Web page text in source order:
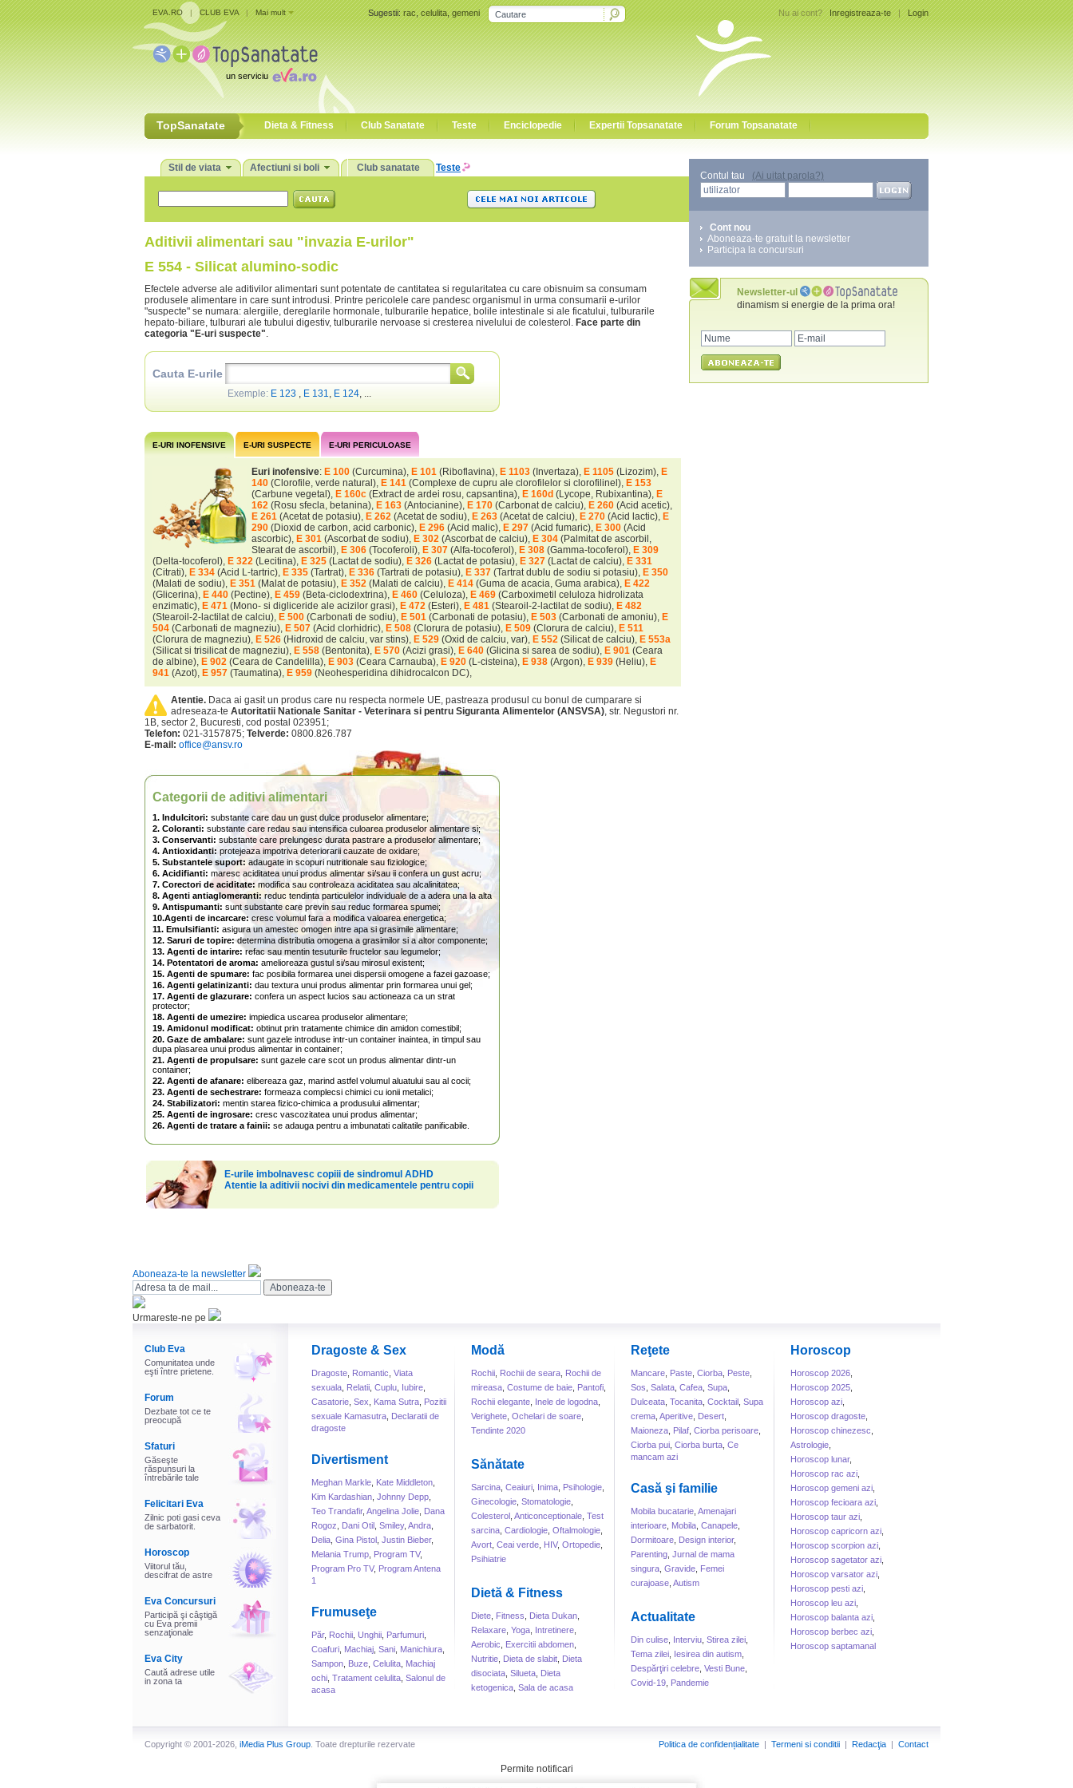
Sugestii: rac,celulita,gemeni
EVA.RO | CLUB EVA | Mai mult Nu ai cont? Inregistreaza-te | Login
un serviciu
TopSanatate Dieta & Fitness Club Sanatate Teste Enciclopedie Expertii Topsanatate Forum Topsanatate
Stil de viata Afectiuni si boli Club sanatate Teste
Aditivii alimentari sau "invazia E-urilor"
E 554 - Silicat alumino-sodic
Efectele adverse ale aditivilor alimentari sunt potentate de cantitatea si regularitatea cu care obisnuim sa consumam
produsele alimentare in care sunt introdusi. Printre pericolele care pandesc organismul in urma consumarii e-urilor
"suspecte" se numara: alergiile, dereglarile hormonale, tulburarile hepatice, bolile intestinale si ale ficatului, tulburarile
hepato-biliare, tulburari ale tubului digestiv, tulburarile nervoase si cresterea nivelului de colesterol. Face parte din
categoria "E-uri suspecte".
Cauta E-urile
Exemple: E 123 , E 131, E 124, ...
E-URI INOFENSIVE E-URI SUSPECTE E-URI PERICULOASE
Euri inofensive: E 100 (Curcumina), E 101 (Riboflavina), E 1103 (Invertaza), E 1105 (Lizozim), E
140 (Clorofile, verde natural), E 141 (Complexe de cupru ale clorofilelor si clorofilinel), E 153
(Carbune vegetal), E 160c (Extract de ardei rosu, capsantina), E 160d (Lycope, Rubixantina), E
162 (Rosu sfecla, betanina), E 163 (Antocianine), E 170 (Carbonat de calciu), E 260 (Acid acetic),
E 261 (Acetat de potasiu), E 262 (Acetat de sodiu), E 263 (Acetat de calciu), E 270 (Acid lactic), E
290 (Dioxid de carbon, acid carbonic), E 296 (Acid malic), E 297 (Acid fumaric), E 300 (Acid
ascorbic), E 301 (Ascorbat de sodiu), E 302 (Ascorbat de calciu), E 304 (Palmitat de ascorbil,
Stearat de ascorbil), E 306 (Tocoferoli), E 307 (Alfa-tocoferol), E 308 (Gamma-tocoferol), E 309
(Delta-tocoferol), E 322 (Lecitina), E 325 (Lactat de sodiu), E 326 (Lactat de potasiu), E 327 (Lactat de calciu), E 331
(Citrati), E 334 (Acid L-tartric), E 335 (Tartrat), E 336 (Tartrati de potasiu), E 337 (Tartrat dublu de sodiu si potasiu), E 350
(Malati de sodiu), E 351 (Malat de potasiu), E 352 (Malati de calciu), E 414 (Guma de acacia, Guma arabica), E 422
(Glicerina), E 440 (Pectine), E 459 (Beta-ciclodextrina), E 460 (Celuloza), E 469 (Carboximetil celuloza hidrolizata
enzimatic), E 471 (Mono- si digliceride ale acizilor grasi), E 472 (Esteri), E 481 (Stearoil-2-lactilat de sodiu), E 482
(Stearoil-2-lactilat de calciu), E 500 (Carbonati de sodiu), E 501 (Carbonati de potasiu), E 503 (Carbonati de amoniu), E
504 (Carbonati de magneziu), E 507 (Acid clorhidric), E 508 (Clorura de potasiu), E 509 (Clorura de calciu), E 511
(Clorura de magneziu), E 526 (Hidroxid de calciu, var stins), E 529 (Oxid de calciu, var), E 552 (Silicat de calciu), E 553a
(Silicat si trisilicat de magneziu), E 558 (Bentonita), E 570 (Acizi grasi), E 640 (Glicina si sarea de sodiu), E 901 (Ceara
de albine), E 902 (Ceara de Candelilla), E 903 (Ceara Carnauba), E 920 (L-cisteina), E 938 (Argon), E 939 (Heliu), E
941 (Azot), E 957 (Taumatina), E 959 (Neohesperidina dihidrocalcon DC),
Atentie. Daca ai gasit un produs care nu respecta normele UE, pastreaza produsul cu bonul de cumparare si
adreseaza-te Autoritatii Nationale Sanitar - Veterinara si pentru Siguranta Alimentelor (ANSVSA), str. Negustori nr.
1B, sector 2, Bucuresti, cod postal 023951;
Telefon: 021-3157875; Telverde: 0800.826.787
E-mail: office@ansv.ro
Categorii de aditivi alimentari
1. Indulcitori: substante care dau un gust dulce produselor alimentare;
2. Coloranti: substante care redau sau intensifica culoarea produselor alimentare si;
3. Conservanti: substante care prelungesc durata pastrare a produselor alimentare;
4. Antioxidanti: protejeaza impotriva deteriorarii cauzate de oxidare;
5. Substantele suport: adaugate in scopuri nutritionale sau fiziologice;
6. Acidifianti: maresc aciditatea unui produs alimentar si/sau ii confera un gust acru;
7. Corectori de aciditate: modifica sau controleaza aciditatea sau alcalinitatea;
8. Agenti antiaglomeranti: reduc tendinta particulelor individuale de a adera una la alta
9. Antispumanti: sunt substante care previn sau reduc formarea spumei;
10.Agenti de incarcare:cresc volumul fara a modifica valoarea energetica;
11. Emulsifianti: asigura un amestec omogen intre apa si grasimile alimentare;
12. Saruri de topire:determina distributia omogena a grasimilor si a altor componente;
13. Agenti de intarire: refac sau mentin tesuturile fructelor sau legumelor;
14. Potentatori de aroma: amelioreaza gustul si/sau mirosul existent;
15. Agenti de spumare: fac posibila formarea unei dispersii omogene a fazei gazoase;
16. Agenti gelatinizanti: dau textura unui produs alimentar prin formarea unui gel;
17. Agenti de glazurare: confera un aspect lucios sau actioneaza ca un strat
protector;
18. Agenti de umezire: impiedica uscarea produselor alimentare;
19. Amidonul modificat: obtinut prin tratamente chimice din amidon comestibil;
20. Gaze de ambalare: sunt gazele introduse intr-un container inaintea, in timpul sau
dupa plasarea unui produs alimentar in container;
21. Agenti de propulsare: sunt gazele care scot un produs alimentar dintr-un
container;
22. Agenti de afanare: elibereaza gaz, marind astfel volumul aluatului sau al cocii;
23. Agenti de sechestrare: formeaza complecsi chimici cu ionii metalici;
24. Stabilizatori: mentin starea fizico-chimica a produsului alimentar;
25. Agenti de ingrosare: cresc vascozitatea unui produs alimentar;
26. Agenti de tratare a fainii: se adauga pentru a imbunatati calitatile panificabile.
E-urile imbolnavesc copiii de sindromul ADHD
Atentie la aditivii nocivi din medicamentele pentru copii
Contul tau (Ai uitat parola?)
Cont nou
Aboneaza-te gratuit la newsletter
Participa la concursuri
Newsletter-ul
dinamism si energie de la prima ora!
Aboneaza-te la newsletter
Urmareste-ne pe
Club Eva
Comunitatea unde
eşti între prietene.
Forum
Dezbate tot ce te
preocupă
Sfaturi
Găseşte
răspunsuri la
întrebările tale
Felicitari Eva
Zilnic poti gasi ceva
de sarbatorit.
Horoscop
Viitorul tău,
descifrat de astre
Eva Concursuri
Participă şi câştigă
cu Eva premii
senzaţionale
Eva City
Caută adrese utile
in zona ta
Dragoste & Sex
Dragoste Romantic Viata
sexuala Relatii Cuplu Iubire
Casatorie Sex Kama Sutra Pozitii
sexuale Kamasutra Declaratii de
dragoste
Divertisment
Meghan Markle Kate Middleton
Kim Kardashian Johnny Depp
Teo Trandafir, Angelina Jolie Dana
Rogoz
Dani Otil Smiley, Andra
Delia Gina Pistol Justin Bieber,
Melania Trump Program TV,
Program Pro TV, Program Antena
1
Frumuseţe
Păr, Rochii Unghii Parfumuri
Coafuri Machiaj Sani Manichiura
Sampon Buze Celulita Machiaj
ochi Tratament celulita Salonul de
acasa
Modă
Rochii Rochii de seara Rochii de
mireasa Costume de baie Pantofi
Rochii elegante Inele de logodna
Verighete Ochelari de soare
Tendinte 2020
Sănătate
Sarcina Ceaiuri Inima Psihologie
Ginecologie Stomatologie
Colesterol Anticonceptionale Test
sarcina Cardiologie Oftalmologie
Avort Ceai verde HIV, Ortopedie
Psihiatrie
Dietă & Fitness
Diete Fitness Dieta Dukan
Relaxare Yoga Intretinere
Aerobic
Exercitii abdomen
Nutritie Dieta de slabit Dieta
disociata Silueta Dieta
ketogenica Sala de acasa
Reţete
Mancare Paste Ciorba Peste
Sos Salata Cafea Supa
Dulceata Tocanita Cocktail Supa
crema Aperitive Desert
Maioneza Pilaf Ciorba perisoare
Ciorba pui Ciorba burta Ce
mancam azi
Casă şi familie
Mobila bucatarie Amenajari
interioare Mobila Canapele
Dormitoare Design interior,
Parenting Jurnal de mama
singura Gravide Femei
curajoase Autism
Actualitate
Din culise Interviu Stirea zilei
Tema zilei Iesirea din autism
Despărţiri celebre Vesti Bune
Covid-19 Pandemie
Horoscop
Horoscop 2026
Horoscop 2025
Horoscop azi
Horoscop dragoste
Horoscop chinezesc
Astrologie
Horoscop lunar,
Horoscop rac azi
Horoscop gemeni azi
Horoscop fecioara azi
Horoscop taur azi
Horoscop capricorn azi
Horoscop scorpion azi
Horoscop sagetator azi
Horoscop varsator azi
Horoscop pesti azi
Horoscop leu azi
Horoscop balanta azi
Horoscop berbec azi
Horoscop saptamanal
Copyright © 2001-2026, iMedia Plus Group . Toate drepturile rezervate Politica de confidențialitate | Termeni si conditii | Redacţia | Contact
Permite notificari